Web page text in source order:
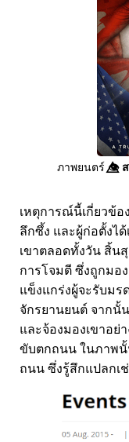
ภาพยนตร์👁️⃤ส
เหตุการณ์นี้เกี่ยวข้
ลึกซึ้ง และผู้ก่อตั้งไ
เขาตลอดทั้งวัน สิ้น
การโจมตี ซึ่งถูกมอ
แข็งแกร่งผู้จะรับม
จักรยานยนต์ จาก
และจ้องมองเขาอย่
ขับตกถนน ในภาพ
ถนน ซึ่งรู้สึกแปลกเ